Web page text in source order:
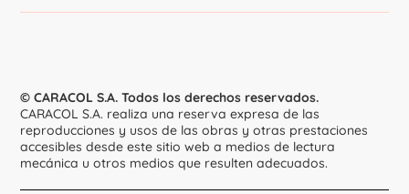
© CARACOL S.A. Todos los derechos reservados.
CARACOL S.A. realiza una reserva expresa de las
reproducciones y usos de las obras y otras prestaciones
accesibles desde este sitio web a medios de lectura
mecánica u otros medios que resulten adecuados.